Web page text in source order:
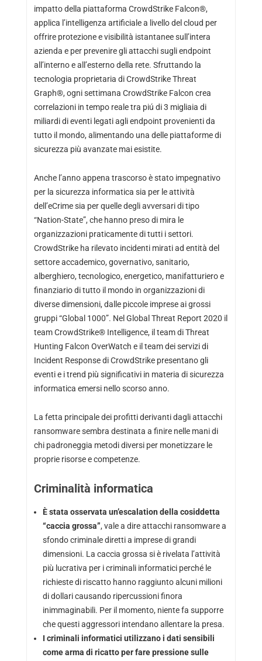
impatto della piattaforma CrowdStrike Falcon®,
applica l’intelligenza artificiale a livello del cloud per
offrire protezione e visibilità istantanee sull’intera
azienda e per prevenire gli attacchi sugli endpoint
all’interno e all’esterno della rete. Sfruttando la
tecnologia proprietaria di CrowdStrike Threat
Graph®, ogni settimana CrowdStrike Falcon crea
correlazioni in tempo reale tra piú di 3 migliaia di
miliardi di eventi legati agli endpoint provenienti da
tutto il mondo, alimentando una delle piattaforme di
sicurezza più avanzate mai esistite.
Anche l’anno appena trascorso è stato impegnativo
per la sicurezza informatica sia per le attività
dell’eCrime sia per quelle degli avversari di tipo
“Nation-State”, che hanno preso di mira le
organizzazioni praticamente di tutti i settori.
CrowdStrike ha rilevato incidenti mirati ad entità del
settore accademico, governativo, sanitario,
alberghiero, tecnologico, energetico, manifatturiero e
finanziario di tutto il mondo in organizzazioni di
diverse dimensioni, dalle piccole imprese ai grossi
gruppi “Global 1000”. Nel Global Threat Report 2020 il
team CrowdStrike® Intelligence, il team di Threat
Hunting Falcon OverWatch e il team dei servizi di
Incident Response di CrowdStrike presentano gli
eventi e i trend più significativi in materia di sicurezza
informatica emersi nello scorso anno.
La fetta principale dei profitti derivanti dagli attacchi
ransomware sembra destinata a finire nelle mani di
chi padroneggia metodi diversi per monetizzare le
proprie risorse e competenze.
Criminalità informatica
È stata osservata un’escalation della cosiddetta
“caccia grossa”, vale a dire attacchi ransomware a
sfondo criminale diretti a imprese di grandi
dimensioni. La caccia grossa si è rivelata l’attività
più lucrativa per i criminali informatici perché le
richieste di riscatto hanno raggiunto alcuni milioni
di dollari causando ripercussioni finora
inimmaginabili. Per il momento, niente fa supporre
che questi aggressori intendano allentare la presa.
I criminali informatici utilizzano i dati sensibili
come arma di ricatto per fare pressione sulle